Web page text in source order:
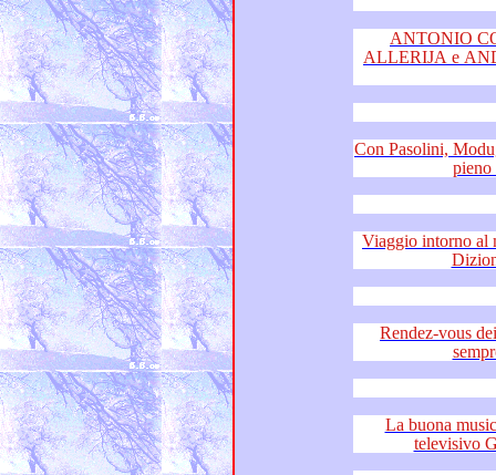
ANTONIO
ALLERIJA e
Con Pasolini, Modugno e
Viaggio intorno al mondo
Rendez-vous dei
La buona musica